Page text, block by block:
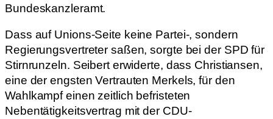
Bundeskanzleramt.
Dass auf Unions-Seite keine Partei-, sondern
Regierungsvertreter saßen, sorgte bei der SPD für
Stirnrunzeln. Seibert erwiderte, dass Christiansen,
eine der engsten Vertrauten Merkels, für den
Wahlkampf einen zeitlich befristeten
Nebentätigkeitsvertrag mit der CDU-